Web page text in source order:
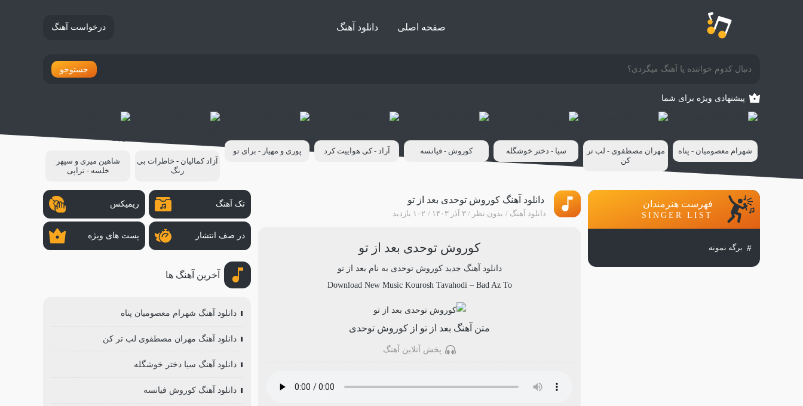
صفحه اصلی دانلود آهنگ درخواست آهنگ
جستوجو
پیشنهادی ویژه برای شما
شهرام معصومیان - پناه
مهران مصطفوی - لب تر
کن
سیا - دختر خوشگله کوروش - فیانسه آراد - کی هواییت کرد
پوری و مهیار - برای تو
آزاد کمالیان - خاطرات بی
رنگ
شاهین میری و سپهر
خلسه - تراپی
دانلود آهنگ کوروش توحدی بعد از تو
دانلود آهنگ بدون نظر ۳ آذر ۱۴۰۳ ۱۰۲ بازدید
کوروش توحدی بعد از تو
دانلود آهنگ جدید کوروش توحدی به نام بعد از تو
Download New Music Kourosh Tavahodi– Bad Az To
متن آهنگ بعد از تو از کوروش توحدی
پخش آنلاین آهنگ
فهرست هنرمندان
SINGER LIST
برگه نمونه
تک آهنگ ریمیکس
در صف انتشار پست های ویژه
آخرین آهنگ ها
دانلود آهنگ شهرام معصومیان پناه
دانلود آهنگ مهران مصطفوی لب تر کن
دانلود آهنگ سیا دختر خوشگله
دانلود آهنگ کوروش فیانسه